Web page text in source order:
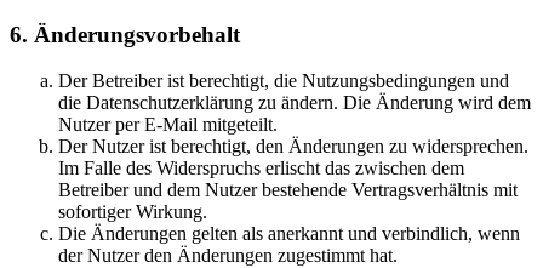
6. Änderungsvorbehalt
Der Betreiber ist berechtigt, die Nutzungsbedingungen und
die Datenschutzerklärung zu ändern. Die Änderung wird dem
Nutzer per E-Mail mitgeteilt.
Der Nutzer ist berechtigt, den Änderungen zu widersprechen.
Im Falle des Widerspruchs erlischt das zwischen dem
Betreiber und dem Nutzer bestehende Vertragsverhältnis mit
sofortiger Wirkung.
Die Änderungen gelten als anerkannt und verbindlich, wenn
der Nutzer den Änderungen zugestimmt hat.